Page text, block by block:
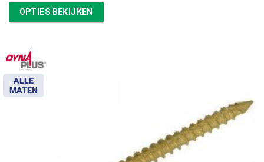
tot
€38,22
OPTIES BEKIJKEN
ALLE
MATEN